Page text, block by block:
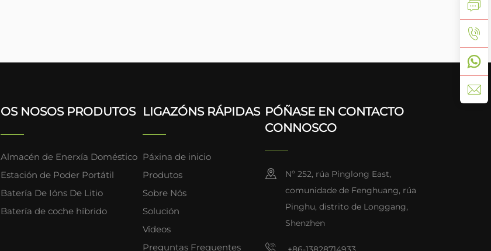
OS NOSOS PRODUTOS
Almacén de Enerxía Doméstico
Estación de Poder Portátil
Batería De Ións De Litio
Batería de coche híbrido
LIGAZÓNS RÁPIDAS
Páxina de inicio
Produtos
Sobre Nós
Solución
Vídeos
Preguntas Frequentes
PÓÑASE EN CONTACTO
CONNOSCO
Nº 252, rúa Pinglong East,
comunidade de Fenghuang, rúa
Pinghu, distrito de Longgang,
Shenzhen